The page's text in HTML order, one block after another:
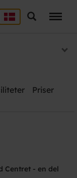
Søg
Priser
Centret - en del